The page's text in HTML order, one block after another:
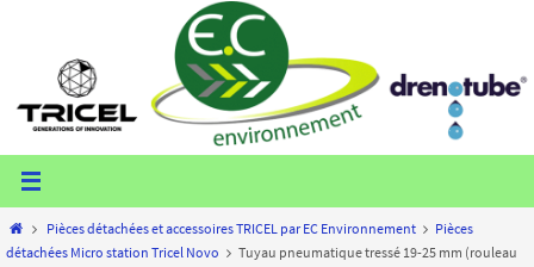
contenu
HomePièces détachées et accessoires TRICEL par EC Environnement
Pièces
détachées Micro station Tricel Novo
Tuyau pneumatique tressé 19-25 mm (rouleau